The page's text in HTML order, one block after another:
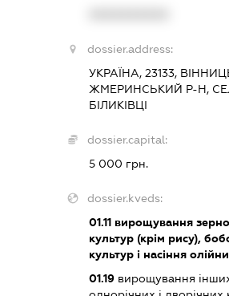
dossier.address:
УКРАЇНА, 23133,
ЖМЕРИНСЬКИЙ Р-Н,
БІЛИКІВЦІ
dossier.capital:
5 000 грн.
dossier.kveds:
01.11вирощування
культур (крім рису),
культур і насіння
01.19вирощування